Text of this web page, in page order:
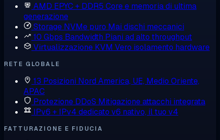
AMD EPYC + DDR5 Core e memoria di ultima
generazione
Storage NVMe puro Mai dischi meccanici
10 Gbps Bandwidth Piani ad alto throughput
Virtualizzazione KVM Vero isolamento hardware
RETE GLOBALE
13 Posizioni Nord America, UE, Medio Oriente,
APAC
Protezione DDoS Mitigazione attacchi integrata
IPv6 + IPv4 dedicato v6 nativo, il tuo v4
FATTURAZIONE E FIDUCIA